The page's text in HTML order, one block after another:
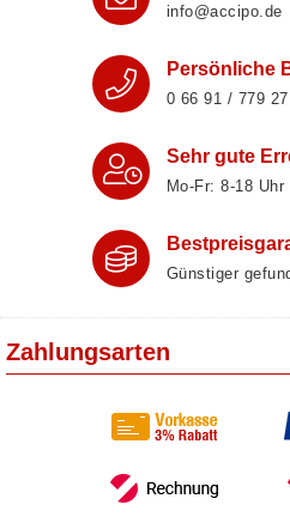
info@accipo.de
Persönliche
0 66 91 / 779
Sehr gute
Mo-Fr: 8‑18
Günstiger
Zahlungsarten